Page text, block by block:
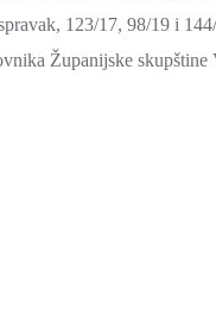
123/17, 98/19 i
Županijske